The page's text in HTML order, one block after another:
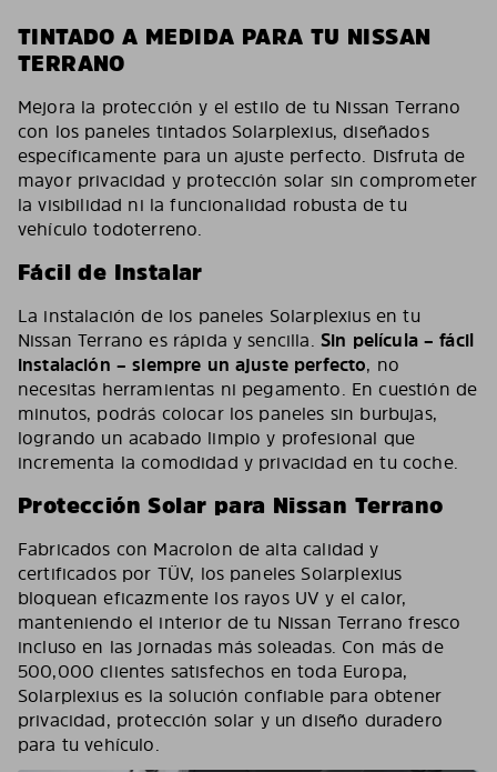
TINTADO A MEDIDA PARA TU NISSAN
TERRANO
Mejora la protección y el estilo de tu Nissan Terrano
con los paneles tintados Solarplexius, diseñados
específicamente para un ajuste perfecto. Disfruta de
mayor privacidad y protección solar sin comprometer
la visibilidad ni la funcionalidad robusta de tu
vehículo todoterreno.
Fácil de Instalar
La instalación de los paneles Solarplexius en tu
Nissan Terrano es rápida y sencilla. Sin película – fácil
instalación – siempre un ajuste perfecto, no
necesitas herramientas ni pegamento. En cuestión de
minutos, podrás colocar los paneles sin burbujas,
logrando un acabado limpio y profesional que
incrementa la comodidad y privacidad en tu coche.
Protección Solar para Nissan Terrano
Fabricados con Macrolon de alta calidad y
certificados por TÜV, los paneles Solarplexius
bloquean eficazmente los rayos UV y el calor,
manteniendo el interior de tu Nissan Terrano fresco
incluso en las jornadas más soleadas. Con más de
500,000 clientes satisfechos en toda Europa,
Solarplexius es la solución confiable para obtener
privacidad, protección solar y un diseño duradero
para tu vehículo.